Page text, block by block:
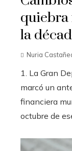
quiebra
la
Nuria
1. La Gran
marcó un
financiera
octubre de